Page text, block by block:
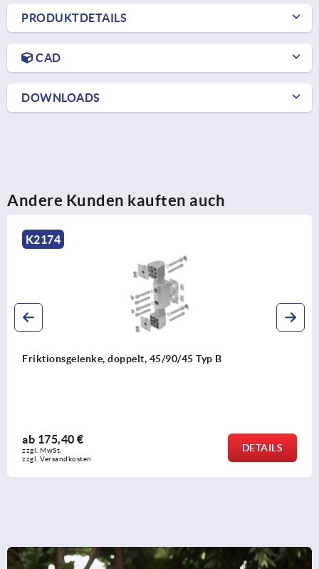
PRODUKTDETAILS
CAD
DOWNLOADS
Andere Kunden kauften auch
DETAILS
Fußplatten Typ B und Typ I